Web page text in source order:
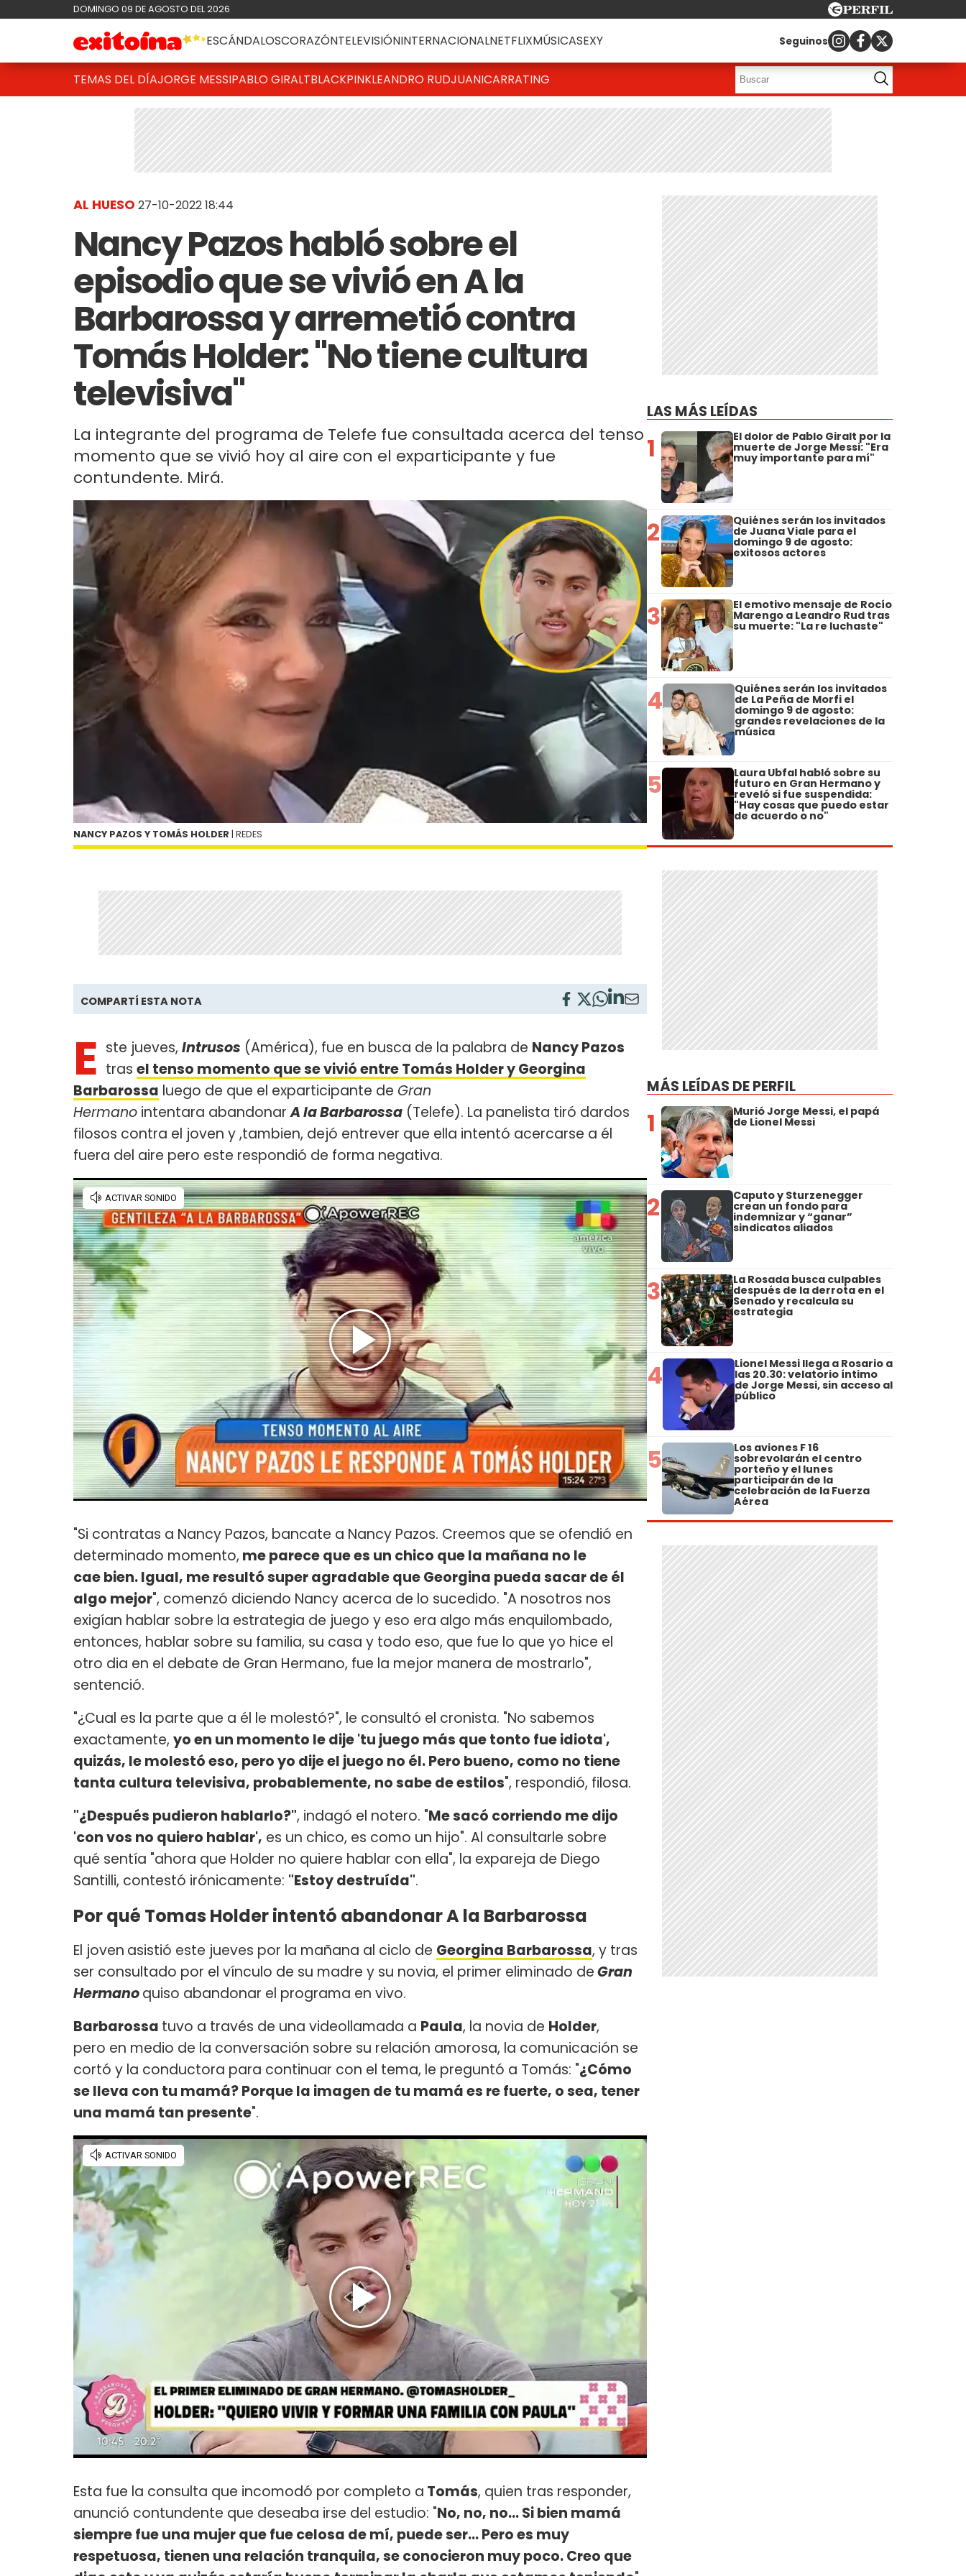
DOMINGO 09 DE AGOSTO DEL 2026
ESCÁNDALOSCORAZÓNTELEVISIÓNINTERNACIONALNETFLIXMÚSICASEXY Seguinos
TEMAS DEL DÍAJORGE MESSIPABLO GIRALTBLACKPINKLEANDRO RUDJUANICARRATING
AL HUESO 27-10-2022 18:44
Nancy Pazos habló sobre el
episodio que se vivió en A la
Barbarossa y arremetió contra
Tomás Holder: "No tiene cultura
televisiva"
La integrante del programa de Telefe fue consultada acerca del tenso
momento que se vivió hoy al aire con el exparticipante y fue
contundente. Mirá.
NANCY PAZOS Y TOMÁS HOLDER | REDES
COMPARTÍ ESTA NOTA
E ste jueves, Intrusos (América), fue en busca de la palabra de Nancy Pazos
tras el tenso momento que se vivió entre Tomás Holder y Georgina
Barbarossa luego de que el exparticipante de Gran
Hermano intentara abandonarA la Barbarossa (Telefe). La panelista tiró dardos
filosos contra el joven y ,tambien, dejó entrever que ella intentó acercarse a él
fuera del aire pero este respondió de forma negativa.
"Si contratas a Nancy Pazos, bancate a Nancy Pazos. Creemos que se ofendió en
determinado momento, me parece que es un chico que la mañana no le
cae bien. Igual, me resultó super agradable que Georgina pueda sacar de él
algo mejor", comenzó diciendo Nancy acerca de lo sucedido. "A nosotros nos
exigían hablar sobre la estrategia de juego y eso era algo más enquilombado,
entonces, hablar sobre su familia, su casa y todo eso, que fue lo que yo hice el
otro dia en el debate de Gran Hermano, fue la mejor manera de mostrarlo",
sentenció.
"¿Cual es la parte que a él le molestó?", le consultó el cronista. "No sabemos
exactamente, yo en un momento le dije 'tu juego más que tonto fue idiota',
quizás, le molestó eso, pero yo dije el juego no él. Pero bueno, como no tiene
tanta cultura televisiva, probablemente, no sabe de estilos", respondió, filosa.
"¿Después pudieron hablarlo?", indagó el notero. "Me sacó corriendo me dijo
'con vos no quiero hablar', es un chico, es como un hijo". Al consultarle sobre
qué sentía "ahora que Holder no quiere hablar con ella", la expareja de Diego
Santilli, contestó irónicamente: "Estoy destruída".
Por qué Tomas Holder intentó abandonar A la Barbarossa
El joven asistió este jueves por la mañana al ciclo de Georgina Barbarossa, y tras
ser consultado por el vínculo de su madre y su novia, el primer eliminado deGran
Hermanoquiso abandonar el programa en vivo.
Barbarossa tuvo a través de una videollamada a Paula, la novia de Holder,
pero en medio de la conversación sobre su relación amorosa, la comunicación se
cortó y la conductora para continuar con el tema, le preguntó a Tomás: "¿Cómo
se lleva con tu mamá? Porque la imagen de tu mamá es re fuerte, o sea, tener
una mamá tan presente".
Esta fue la consulta que incomodó por completo a Tomás, quien tras responder,
anunció contundente que deseaba irse del estudio: "No, no, no... Si bien mamá
siempre fue una mujer que fue celosa de mí, puede ser... Pero es muy
respetuosa, tienen una relación tranquila, se conocieron muy poco. Creo que
LAS MÁS LEÍDAS
1 El dolor de Pablo Giralt por la
muerte de Jorge Messi: "Era
muy importante para mí"
2 Quiénes serán los invitados
de Juana Viale para el
domingo 9 de agosto:
exitosos actores
3 El emotivo mensaje de Rocío
Marengo a Leandro Rud tras
su muerte: "La re luchaste"
4 Quiénes serán los invitados
de La Peña de Morfi el
domingo 9 de agosto:
grandes revelaciones de la
música
5 Laura Ubfal habló sobre su
futuro en Gran Hermano y
reveló si fue suspendida:
"Hay cosas que puedo estar
de acuerdo o no"
MÁS LEÍDAS DE PERFIL
1 Murió Jorge Messi, el papá
de Lionel Messi
2 Caputo y Sturzenegger
crean un fondo para
indemnizar y “ganar”
sindicatos aliados
3 La Rosada busca culpables
después de la derrota en el
Senado y recalcula su
estrategia
4 Lionel Messi llega a Rosario a
las 20.30: velatorio íntimo
de Jorge Messi, sin acceso al
público
5 Los aviones F 16
sobrevolarán el centro
porteño y el lunes
participarán de la
celebración de la Fuerza
Aérea